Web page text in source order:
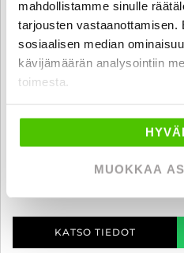
mahdollistamme sinulle
tarjousten vastaanottamisen.
sosiaalisen median
kävijämäärän analysointiin
toimesta.
MUOKKAA
Nissan Qashqai
DIG-T 115 Business 360 Alcantara
, Manuaali, Bensiini, 187 500 km
KATSO TIEDOT